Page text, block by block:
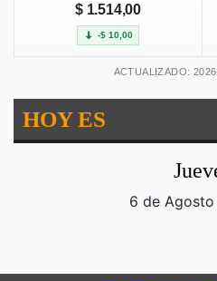
$ 1.514,00
-$ 10,00
ACTUALIZADO:
HOY ES
6 de